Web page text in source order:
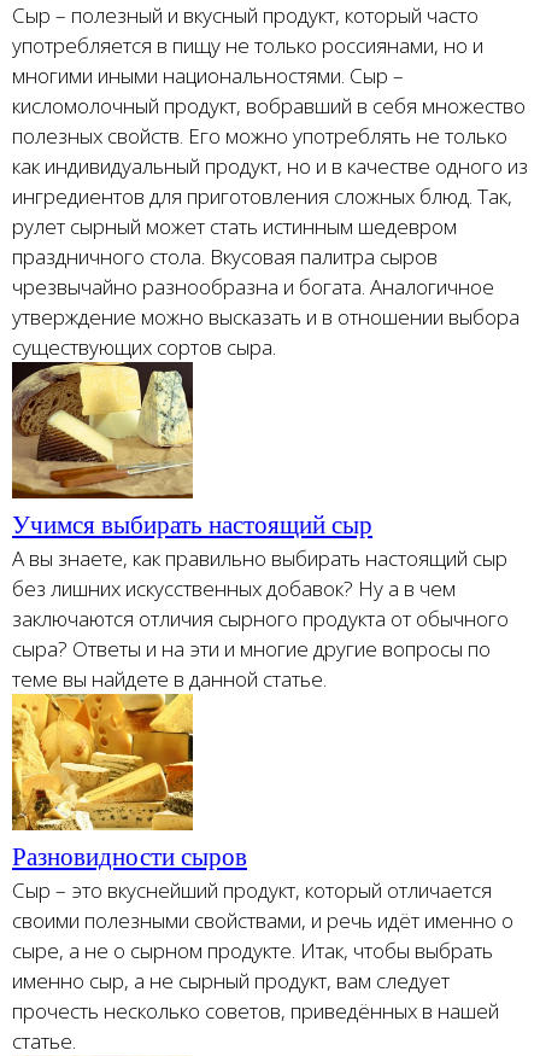
Сыр – полезный и вкусный продукт, который часто
употребляется в пищу не только россиянами, но и
многими иными национальностями. Сыр –
кисломолочный продукт, вобравший в себя множество
полезных свойств. Его можно употреблять не только
как индивидуальный продукт, но и в качестве одного из
ингредиентов для приготовления сложных блюд. Так,
рулет сырный может стать истинным шедевром
праздничного стола. Вкусовая палитра сыров
чрезвычайно разнообразна и богата. Аналогичное
утверждение можно высказать и в отношении выбора
существующих сортов сыра.
Учимся выбирать настоящий сыр
А вы знаете, как правильно выбирать настоящий сыр
без лишних искусственных добавок? Ну а в чем
заключаются отличия сырного продукта от обычного
сыра? Ответы и на эти и многие другие вопросы по
теме вы найдете в данной статье.
Разновидности сыров
Сыр – это вкуснейший продукт, который отличается
своими полезными свойствами, и речь идёт именно о
сыре, а не о сырном продукте. Итак, чтобы выбрать
именно сыр, а не сырный продукт, вам следует
прочесть несколько советов, приведённых в нашей
статье.